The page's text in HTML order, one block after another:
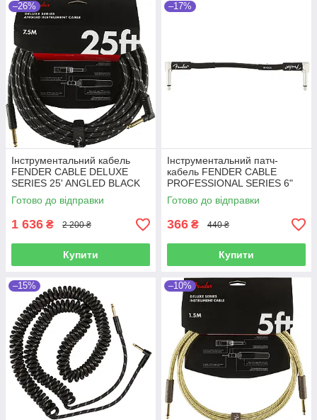
–26%
Інструментальний кабель
FENDER CABLE DELUXE
SERIES 25' ANGLED BLACK
TWEED (7.5 м)
Готово до відправки
1 636 ₴ 2 200 ₴
Купити
–17%
Інструментальний патч-
кабель FENDER CABLE
PROFESSIONAL SERIES 6"
PATCH BLACK
Готово до відправки
366 ₴ 440 ₴
Купити
–15% –10%